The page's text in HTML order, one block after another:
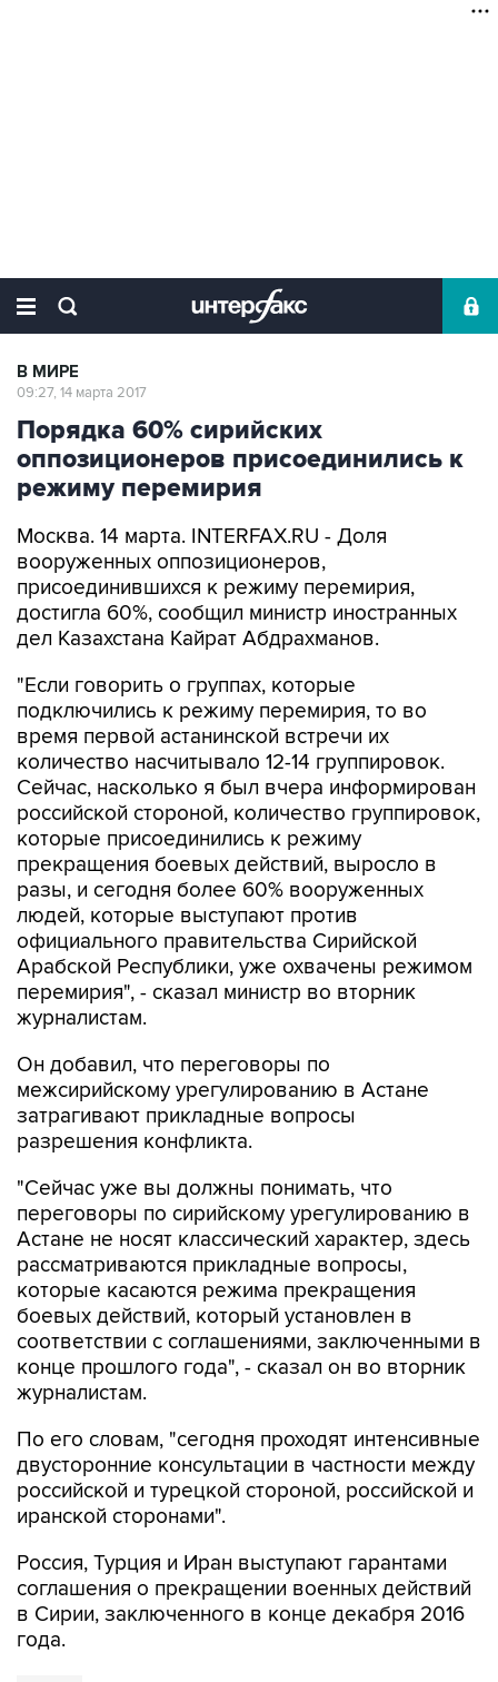
В МИРЕ
09:27, 14 марта 2017
Порядка 60% сирийских
оппозиционеров присоединились к
режиму перемирия
Москва. 14 марта. INTERFAX.RU - Доля
вооруженных оппозиционеров,
присоединившихся к режиму перемирия,
достигла 60%, сообщил министр иностранных
дел Казахстана Кайрат Абдрахманов.
"Если говорить о группах, которые
подключились к режиму перемирия, то во
время первой астанинской встречи их
количество насчитывало 12-14 группировок.
Сейчас, насколько я был вчера информирован
российской стороной, количество группировок,
которые присоединились к режиму
прекращения боевых действий, выросло в
разы, и сегодня более 60% вооруженных
людей, которые выступают против
официального правительства Сирийской
Арабской Республики, уже охвачены режимом
перемирия", - сказал министр во вторник
журналистам.
Он добавил, что переговоры по
межсирийскому урегулированию в Астане
затрагивают прикладные вопросы
разрешения конфликта.
"Сейчас уже вы должны понимать, что
переговоры по сирийскому урегулированию в
Астане не носят классический характер, здесь
рассматриваются прикладные вопросы,
которые касаются режима прекращения
боевых действий, который установлен в
соответствии с соглашениями, заключенными в
конце прошлого года", - сказал он во вторник
журналистам.
По его словам, "сегодня проходят интенсивные
двусторонние консультации в частности между
российской и турецкой стороной, российской и
иранской сторонами".
Россия, Турция и Иран выступают гарантами
соглашения о прекращении военных действий
в Сирии, заключенного в конце декабря 2016
года.